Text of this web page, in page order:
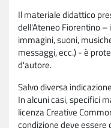
Il materiale didattico
dell'Ateneo Fiorentino
immagini, suoni,
messaggi, ecc.) - è
d'autore.
Salvo diversa
In alcuni casi, specifici
licenza Creative
condizione deve